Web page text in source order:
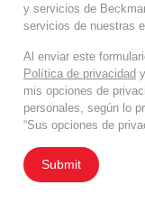
y servicios de
servicios de nuestras
Al enviar este
Política de privacidad
mis opciones de
personales, según lo
“Sus opciones de
Submit